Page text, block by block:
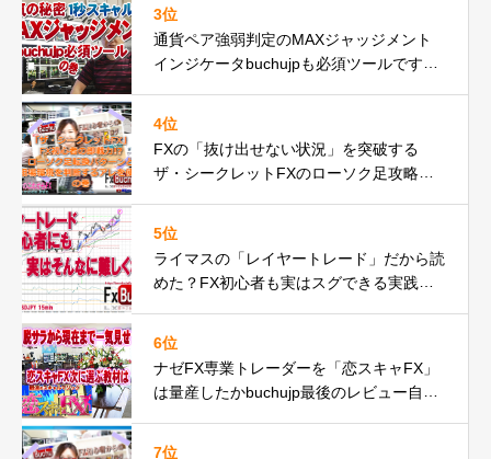
3位
通貨ペア強弱判定のMAXジャッジメント
インジケータbuchujpも必須ツールですの
4位
FXの「抜け出せない状況」を突破する
ザ・シークレットFXのローソク足攻略の
5位
ライマスの「レイヤートレード」だから読
めた？FX初心者も実はスグできる実践動
6位
ナゼFX専業トレーダーを「恋スキャFX」
は量産したかbuchujp最後のレビュー自分
7位